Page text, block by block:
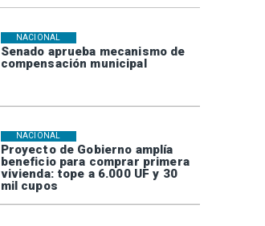
Senado aprueba mecanismo de
compensación municipal
NACIONAL
Proyecto de Gobierno amplía
beneficio para comprar primera
vivienda: tope a 6.000 UF y 30
mil cupos
NACIONAL